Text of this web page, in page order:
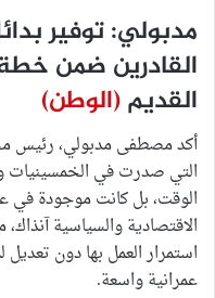
مدبولي: توفير
القادرين ضمن
القديم(الوطن)
أكد مصطفى مدبولي، رئيس
التي صدرت في الخمسينيات
الوقت، بل كانت موجودة في
الاقتصادية والسياسية
استمرار العمل بها دون
عمرانية واسعة.